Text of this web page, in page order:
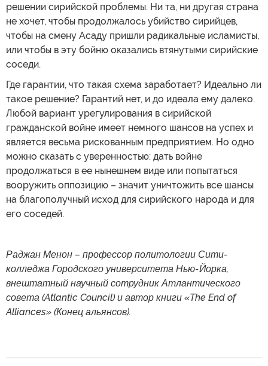
решении сирийской проблемы. Ни та, ни другая страна
не хочет, чтобы продолжалось убийство сирийцев,
чтобы на смену Асаду пришли радикальные исламисты,
или чтобы в эту бойню оказались втянутыми сирийские
соседи.
Где гарантии, что такая схема заработает? Идеально ли
такое решение? Гарантий нет, и до идеала ему далеко.
Любой вариант урегулирования в сирийской
гражданской войне имеет немного шансов на успех и
является весьма рискованным предприятием. Но одно
можно сказать с уверенностью: дать войне
продолжаться в ее нынешнем виде или попытаться
вооружить оппозицию – значит уничтожить все шансы
на благополучный исход для сирийского народа и для
его соседей.
Раджан Менон – профессор политологии Сити-
колледжа Городского университета Нью-Йорка,
внештатный научный сотрудник Атлантического
совета (Atlantic Council) и автор книги «The End of
Alliances» (Конец альянсов).